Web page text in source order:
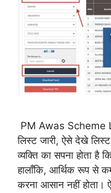
PM Awas Scheme
लिस्ट जारी, ऐसे देखे
व्यक्ति का सपना होता है
हालाँकि, आर्थिक रूप से
करना आसान नहीं होता।